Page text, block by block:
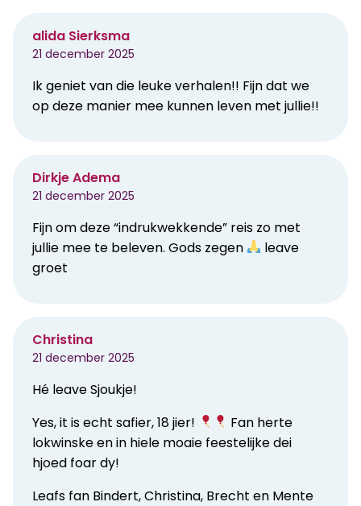
alida Sierksma
21 december 2025
Ik geniet van die leuke verhalen!! Fijn dat we
op deze manier mee kunnen leven met jullie!!
Dirkje Adema
21 december 2025
Fijn om deze “indrukwekkende” reis zo met
jullie mee te beleven. Gods zegen
leave
groet
Christina
21 december 2025
Hé leave Sjoukje!
Yes, it is echt safier, 18 jier!
Fan herte
lokwinske en in hiele moaie feestelijke dei
hjoed foar dy!
Leafs fan Bindert, Christina, Brecht en Mente